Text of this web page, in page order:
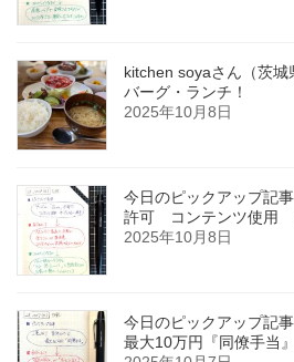
kitchen soyaさん（茨
バーグ・ランチ！
2025年10月8日
今日のピックアップ記
許可 コンテンツ使用
2025年10月8日
今日のピックアップ記
最大10万円『同僚手当』